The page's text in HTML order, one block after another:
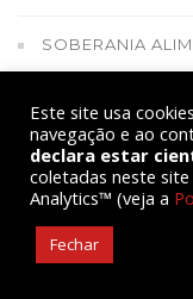
SOBERANIA
SOLIDARIEDADE
TERRITÓRIO
Este site usa
navegação e ao
declara estar
coletadas neste
Analytics™ (veja a
Fechar